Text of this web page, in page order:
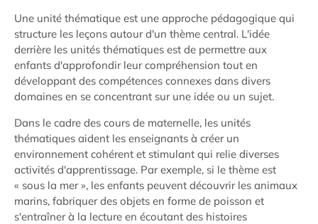
Une unité thématique est une approche pédagogique qui
structure les leçons autour d'un thème central. L'idée
derrière les unités thématiques est de permettre aux
enfants d'approfondir leur compréhension tout en
développant des compétences connexes dans divers
domaines en se concentrant sur une idée ou un sujet.
Dans le cadre des cours de maternelle, les unités
thématiques aident les enseignants à créer un
environnement cohérent et stimulant qui relie diverses
activités d'apprentissage. Par exemple, si le thème est
« sous la mer », les enfants peuvent découvrir les animaux
marins, fabriquer des objets en forme de poisson et
s'entraîner à la lecture en écoutant des histoires